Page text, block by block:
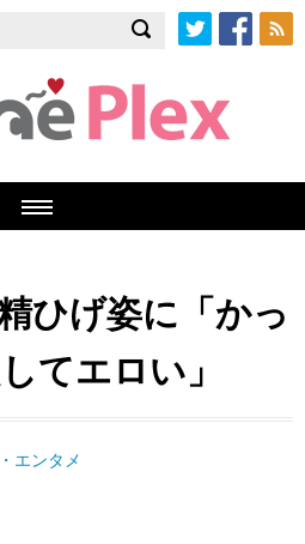
ひげ姿に「かっ
てエロい」
エンタメ